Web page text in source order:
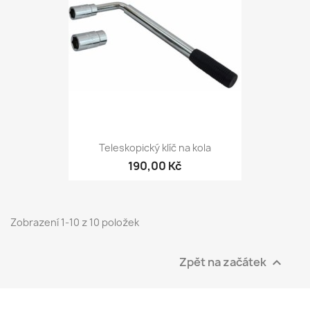
Teleskopický klíč na kola
190,00 Kč
Zobrazení 1-10 z 10 položek
Zpět na začátek 